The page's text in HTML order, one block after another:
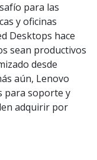
para las
y oficinas
Desktops hace
sean productivos
desde
aún, Lenovo
para soporte y
adquirir por